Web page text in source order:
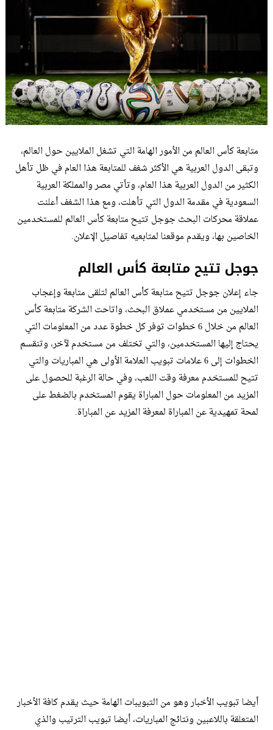
متابعة كأس العالم من الأمور الهامة التي تشغل الملايين حول العالم،
وتبقى الدول العربية هي الأكثر شغف للمتابعة هذا العام في ظل تأهل
الكثير من الدول العربية هذا العام، وتأتي مصر والمملكة العربية
السعودية في مقدمة الدول التي تأهلت، ومع هذا الشغف أعلنت
عملاقة محركات البحث جوجل تتيح متابعة كأس العالم للمستخدمين
الخاصين بها، ويقدم موقعنا لمتابعيه تفاصيل الإعلان.
جوجل تتيح متابعة كأس العالم
جاء إعلان جوجل تتيح متابعة كأس العالم لتلقى متابعة وإعجاب
الملايين من مستخدمي عملاق البحث، واتاحت الشركة متابعة كأس
العالم من خلال 6 خطوات توفر كل خطوة عدد من المعلومات التي
يحتاج إليها المستخدمين، والتي تختلف من مستخدم لآخر، وتنقسم
الخطوات إلى 6 علامات تبويب العلامة الأولى هي المباريات والتي
تتيح للمستخدم معرفة وقت اللعب، وفي حالة الرغبة للحصول على
المزيد من المعلومات حول المباراة يقوم المستخدم بالضغط على
لمحة تمهيدية عن المباراة لمعرفة المزيد عن المباراة.
أيضا تبويب الأخبار وهو من التبويبات الهامة حيث يقدم كافة الأخبار
المتعلقة باللاعبين ونتائج المباريات، أيضا تبويب الترتيب والذي